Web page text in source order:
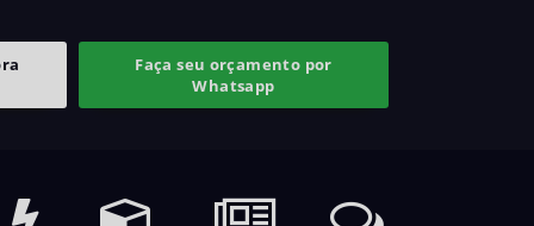
Faça seu orçamento por
Whatsapp